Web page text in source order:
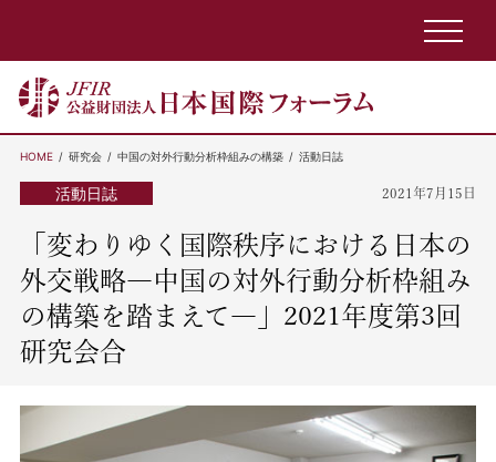
HOME 研究会 中国の対外行動分析枠組みの構築 活動日誌
活動日誌 2021年7月15日
「変わりゆく国際秩序における日本の
外交戦略―中国の対外行動分析枠組み
の構築を踏まえて―」2021年度第3回
研究会合